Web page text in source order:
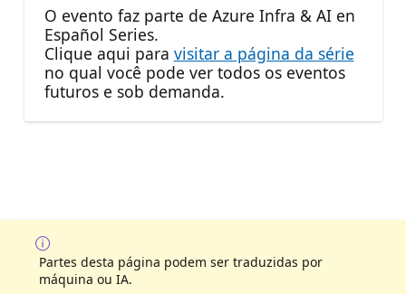
O evento faz parte de Azure Infra & AI en
Español Series.
Clique aqui para visitar a página da série
no qual você pode ver todos os eventos
futuros e sob demanda.
Partes desta página podem ser traduzidas por
máquina ou IA.